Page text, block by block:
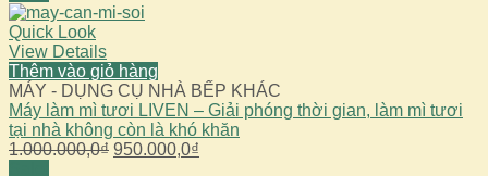
là:
Quick Look
View Details
Thêm vào giỏ hàng
MÁY - DỤNG CỤ NHÀ BẾP KHÁC
Máy làm mì tươi LIVEN – Giải phóng thời gian, làm mì tươi
tại nhà không còn là khó khăn
1.000.000,0₫ Giá
950.000,0₫